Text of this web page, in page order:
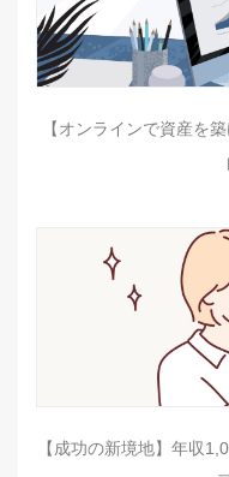
【オンラインで資産を
【成功の新境地】年収